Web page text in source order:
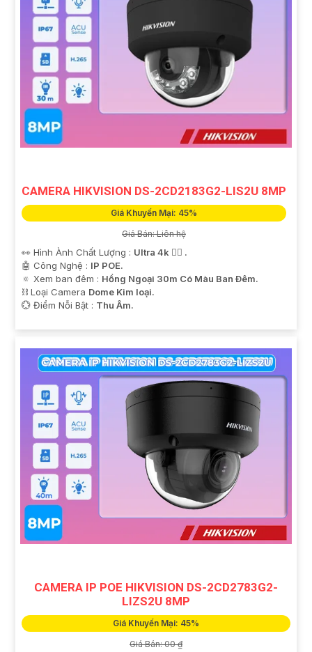
CAMERA HIKVISION DS-2CD2183G2-LIS2U 8MP
Giá Khuyến Mại: 45%
Giá Bán: Liên hệ
👀 Hình Ành Chất Lượng : Ultra 4k 👍🏾 .
🤖️ Công Nghệ : IP POE.
🔅 Xem ban đêm : Hồng Ngoại 30m Có Màu Ban Ðêm.
⛓ Loại Camera Dome Kim loại.
️💮 Điểm Nỗi Bật : Thu Âm.
CAMERA IP POE HIKVISION DS-2CD2783G2-
LIZS2U 8MP
Giá Khuyến Mại: 45%
Giá Bán: 00 ₫